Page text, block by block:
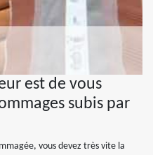
est de vous
subis par
vous devez très vite la